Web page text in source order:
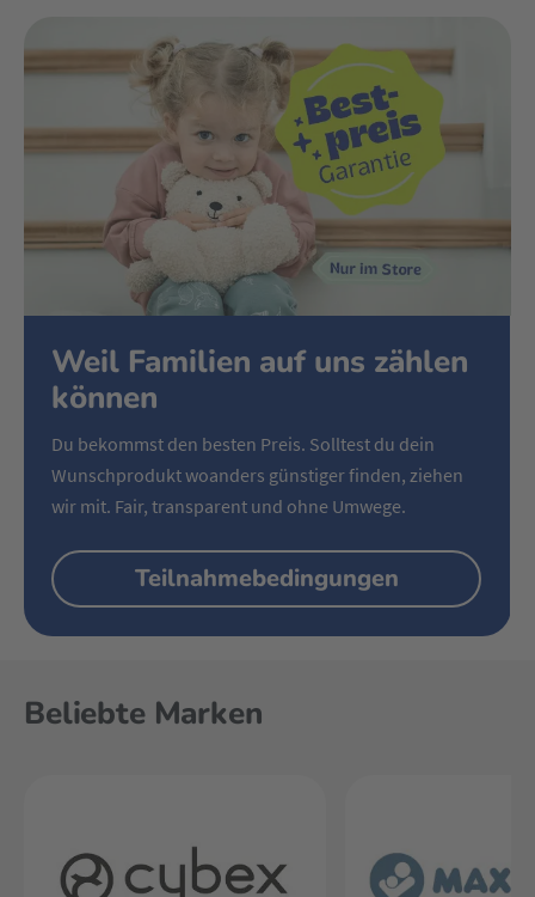
Weil Familien auf uns zählen
können
Du bekommst den besten Preis. Solltest du dein
Wunschprodukt woanders günstiger finden, ziehen
wir mit. Fair, transparent und ohne Umwege.
Teilnahmebedingungen
Beliebte Marken